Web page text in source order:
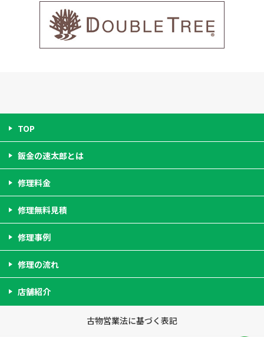
TOP
鈑金の速太郎とは
修理料金
修理無料見積
修理事例
修理の流れ
店舗紹介
古物営業法に基づく表記